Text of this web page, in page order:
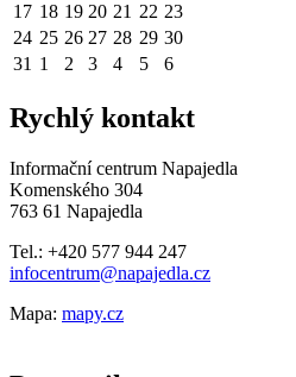
17 18 19 20 21 22 23
24 25 26 27 28 29 30
31 1 2 3 4 5 6
Rychlý kontakt
Informační centrum Napajedla
Komenského 304
763 61 Napajedla
Tel.: +420 577 944 247
infocentrum@napajedla.cz
Mapa: mapy.cz